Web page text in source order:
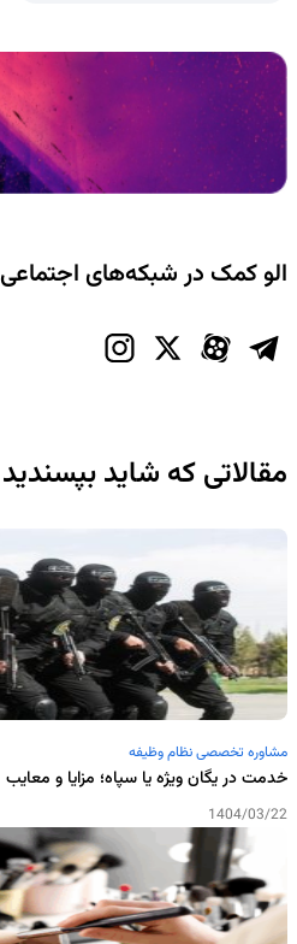
الو کمک در شبکه‌های اجتماعی
مقالاتی که شاید بپسندید
مشاوره تخصصی نظام وظیفه
خدمت در یگان ویژه یا سپاه؛ مزایا و معایب
1404/03/22